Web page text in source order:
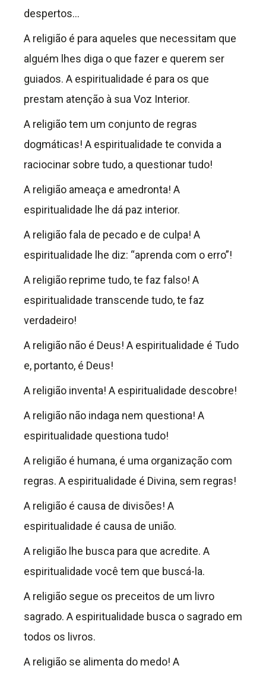
despertos…
A religião é para aqueles que necessitam que
alguém lhes diga o que fazer e querem ser
guiados. A espiritualidade é para os que
prestam atenção à sua Voz Interior.
A religião tem um conjunto de regras
dogmáticas! A espiritualidade te convida a
raciocinar sobre tudo, a questionar tudo!
A religião ameaça e amedronta! A
espiritualidade lhe dá paz interior.
A religião fala de pecado e de culpa! A
espiritualidade lhe diz: “aprenda com o erro”!
A religião reprime tudo, te faz falso! A
espiritualidade transcende tudo, te faz
verdadeiro!
A religião não é Deus! A espiritualidade é Tudo
e, portanto, é Deus!
A religião inventa! A espiritualidade descobre!
A religião não indaga nem questiona! A
espiritualidade questiona tudo!
A religião é humana, é uma organização com
regras. A espiritualidade é Divina, sem regras!
A religião é causa de divisões! A
espiritualidade é causa de união.
A religião lhe busca para que acredite. A
espiritualidade você tem que buscá-la.
A religião segue os preceitos de um livro
sagrado. A espiritualidade busca o sagrado em
todos os livros.
A religião se alimenta do medo! A